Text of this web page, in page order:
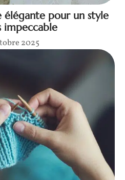
pour un style
impeccable
2025